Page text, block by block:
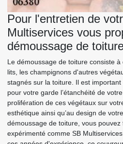
Pour l'entretien de
Multiservices vous
démoussage de
Le démoussage de toiture consiste
lits, les champignons d'autres
stagnés sur la toiture. Il est
pour votre garde l’étanchéité de
prolifération de ces végétaux sur
esthétique ainsi qu’au design de
démoussage de toiture, vous
expérimenté comme SB